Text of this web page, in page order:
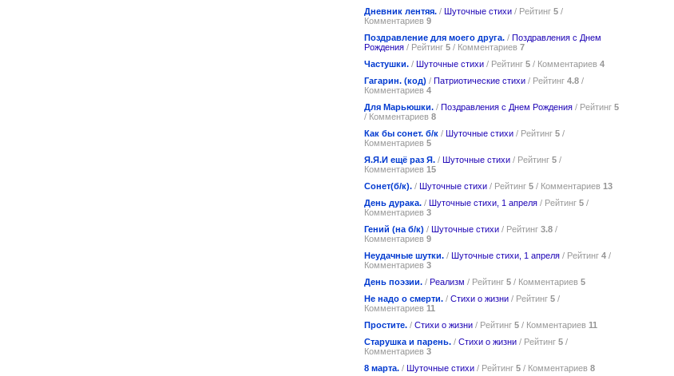
Дневник лентяя. / Шуточные стихи / Рейтинг 5 /
Комментариев 9
Поздравление для моего друга. / Поздравления с Днем
Рождения / Рейтинг 5 / Комментариев 7
Частушки. / Шуточные стихи / Рейтинг 5 / Комментариев 4
Гагарин. (код) / Патриотические стихи / Рейтинг 4.8 /
Комментариев 4
Для Марьюшки. / Поздравления с Днем Рождения / Рейтинг 5
/ Комментариев 8
Как бы сонет. б/к / Шуточные стихи / Рейтинг 5 /
Комментариев 5
Я.Я.И ещё раз Я. / Шуточные стихи / Рейтинг 5 /
Комментариев 15
Сонет(б/к). / Шуточные стихи / Рейтинг 5 / Комментариев 13
День дурака. / Шуточные стихи, 1 апреля / Рейтинг 5 /
Комментариев 3
Гений (на б/к) / Шуточные стихи / Рейтинг 3.8 /
Комментариев 9
Неудачные шутки. / Шуточные стихи, 1 апреля / Рейтинг 4 /
Комментариев 3
День поэзии. / Реализм / Рейтинг 5 / Комментариев 5
Не надо о смерти. / Стихи о жизни / Рейтинг 5 /
Комментариев 11
Простите. / Стихи о жизни / Рейтинг 5 / Комментариев 11
Старушка и парень. / Стихи о жизни / Рейтинг 5 /
Комментариев 3
8 марта. / Шуточные стихи / Рейтинг 5 / Комментариев 8